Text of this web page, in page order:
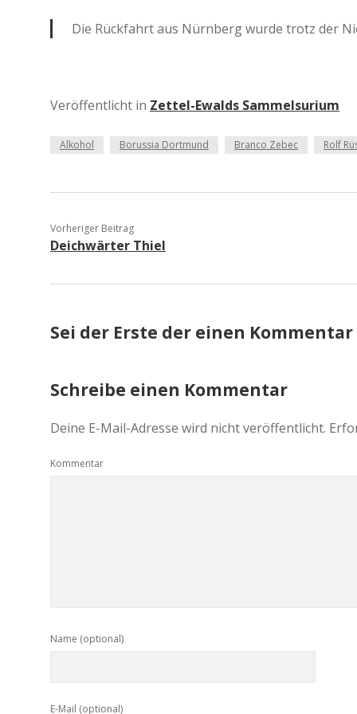
Die Rückfahrt aus Nürnberg wurde trotz der
Veröffentlicht in Zettel-Ewalds Sammelsurium
Alkohol Borussia Dortmund Branco Zebec Rolf
Vorheriger Beitrag
Deichwärter Thiel
Sei der Erste der einen
Schreibe einen Kommentar
Deine E-Mail-Adresse wird nicht veröffentlicht.
Kommentar
Name (optional)
E-Mail (optional)